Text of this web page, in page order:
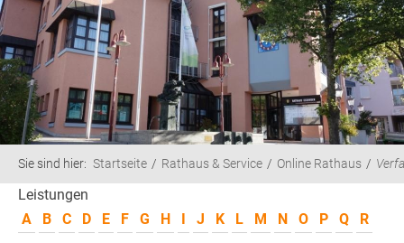
Sie sind hier: Startseite Rathaus & Service Online Rathaus
Leistungen
A
B C D E F G H I J K L M N O P Q
R